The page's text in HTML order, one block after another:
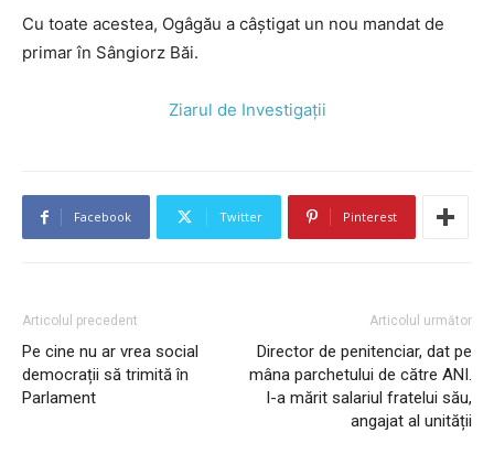
Cu toate acestea, Ogâgău a câștigat un nou mandat de
primar în Sângiorz Băi.
Ziarul de Investigații
Facebook Twitter Pinterest
Articolul precedent
Pe cine nu ar vrea social
democrații să trimită în
Parlament
Articolul următor
Director de penitenciar, dat pe
mâna parchetului de către ANI.
I-a mărit salariul fratelui său,
angajat al unității